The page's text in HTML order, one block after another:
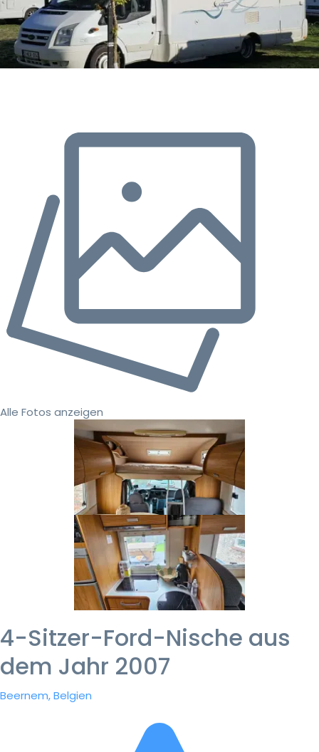
Alle Fotos anzeigen
4-Sitzer-Ford-Nische aus
dem Jahr 2007
Beernem, Belgien